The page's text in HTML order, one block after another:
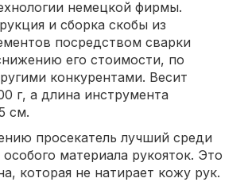
немецкой фирмы.
и сборка скобы из
посредством сварки
его стоимости, по
конкурентами. Весит
г, а длина инструмента
см.
просекатель лучший среди
особого материала рукояток. Это
которая не натирает кожу рук.